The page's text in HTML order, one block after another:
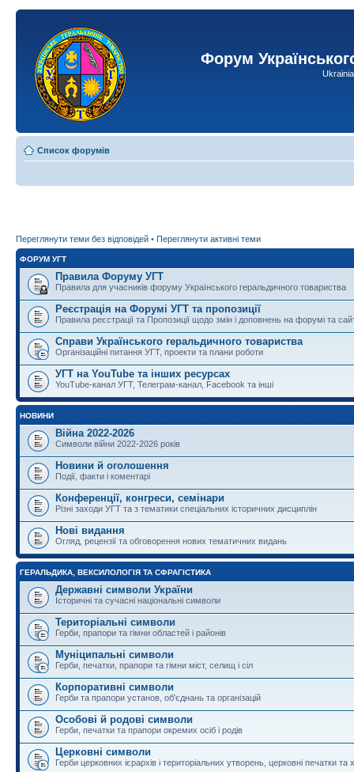
Форум
Список форумів
Переглянути теми без відповідей • Переглянути активні теми
ФОРУМ УГТ
Правила Форуму УГТ
Правила для учасників форуму Українського геральдичного товариства
Реєстрація на Форумі УГТ та пропозиції
Правила реєстрації та Пропозиції щодо змін і доповнень на форумі та
Справи Українського геральдичного товариства
Організаційні питання УГТ, проекти та плани роботи
УГТ на YouTube та інших ресурсах
YouTube-канал УГТ, Телеграм-канал, Facebook та інші
НОВИНИ
Війна 2022-2026
Символи війни 2022-2026 років
Новини й оголошення
Події, факти і коментарі
Конференції, конгреси, семінари
Різні заходи УГТ та з тематики спеціальних історичних дисциплін
Нові видання
Огляд, рецензії та обговорення нових тематичних видань
ГЕРАЛЬДИКА, ВЕКСИЛОЛОГІЯ ТА СФРАГІСТИКА
Державні символи України
Історичні та сучасні національні символи
Територіальні символи
Герби, прапори та гімни областей і районів
Муніципальні символи
Герби, печатки, прапори та гімни міст, селищ і сіл
Корпоративні символи
Герби та прапори установ, об'єднань та організацій
Особові й родові символи
Герби, печатки та прапори окремих осіб і родів
Церковні символи
Герби церковних ієрархів і територіальних утворень, церковні печатки та